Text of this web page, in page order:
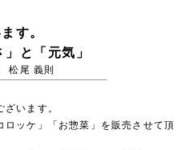
す。
」と「元気」
松尾 義則
います。
ロッケ」「お惣菜」を販売させて頂